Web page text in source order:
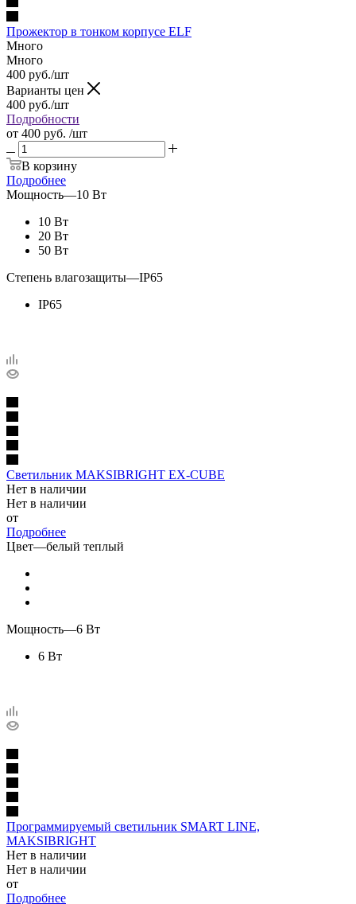
Прожектор в тонком корпусе ELF
Много
Много
400 руб./шт
Варианты цен
400 руб./шт
Подробности
от 400 руб. /шт
В корзину
Подробнее
Мощность—10 Вт
10 Вт
20 Вт
50 Вт
Степень влагозащиты—IP65
IP65
Светильник MAKSIBRIGHT EX-CUBE
Нет в наличии
Нет в наличии
от
Подробнее
Цвет—белый теплый
Мощность—6 Вт
6 Вт
Программируемый светильник SMART LINE,
MAKSIBRIGHT
Нет в наличии
Нет в наличии
от
Подробнее